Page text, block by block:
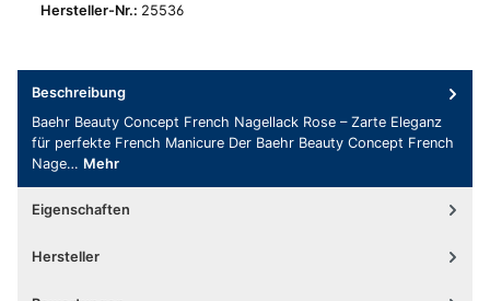
Hersteller-Nr.: 25536
Beschreibung
Baehr Beauty Concept French Nagellack Rose – Zarte Eleganz
für perfekte French Manicure Der Baehr Beauty Concept French
Nage… Mehr
Eigenschaften
Hersteller